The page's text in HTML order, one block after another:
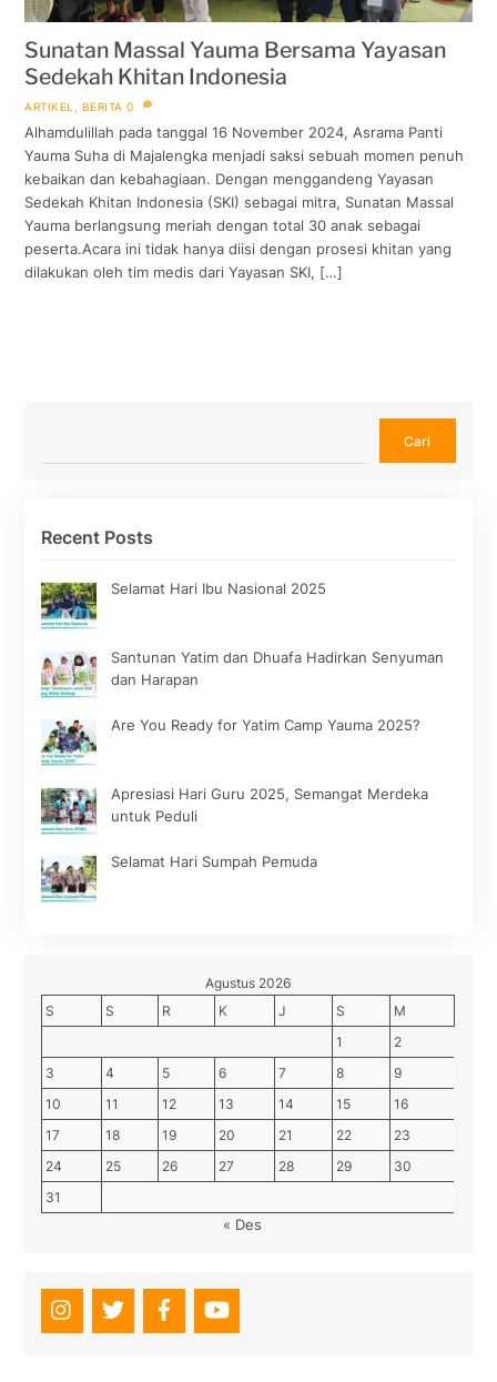
Sunatan Massal Yauma Bersama Yayasan
Sedekah Khitan Indonesia
ARTIKEL BERITA 0
Alhamdulillah pada tanggal 16 November 2024, Asrama Panti
Yauma Suha di Majalengka menjadi saksi sebuah momen penuh
kebaikan dan kebahagiaan. Dengan menggandeng Yayasan
Sedekah Khitan Indonesia (SKI) sebagai mitra, Sunatan Massal
Yauma berlangsung meriah dengan total 30 anak sebagai
peserta.Acara ini tidak hanya diisi dengan prosesi khitan yang
dilakukan oleh tim medis dari Yayasan SKI, […]
Cari
Recent Posts
Selamat Hari Ibu Nasional 2025
Santunan Yatim dan Dhuafa Hadirkan Senyuman
dan Harapan
Are You Ready for Yatim Camp Yauma 2025?
Apresiasi Hari Guru 2025, Semangat Merdeka
untuk Peduli
Selamat Hari Sumpah Pemuda
Agustus 2026
S
S R K J S
M
1
2
3
4 5 6 7 8
9
10
11 12 13 14 15
16
17
18 19 20 21 22
23
24
25 26 27 28 29
30
31
« Des